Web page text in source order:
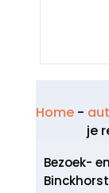
Home -
je
Bezoek-